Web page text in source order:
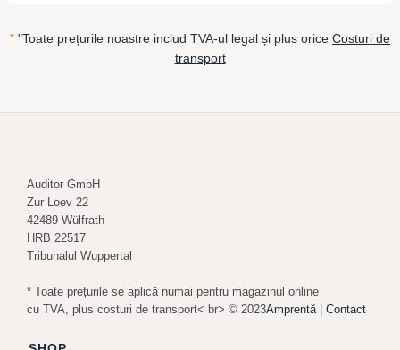
* "Toate prețurile noastre includ TVA-ul legal și plus orice Costuri de
transport
Auditor GmbH
Zur Loev 22
42489 Wülfrath
HRB 22517
Tribunalul Wuppertal
* Toate prețurile se aplică numai pentru magazinul online
cu TVA, plus costuri de transport< br> © 2023Amprentă | Contact